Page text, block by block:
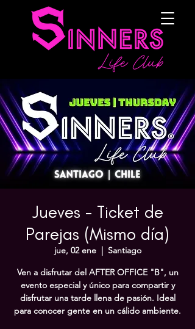
Jueves - Ticket de
Parejas (Mismo día)
jue, 02 ene
  |
Santiago
Ven a disfrutar del AFTER OFFICE "B", un
evento especial y único para compartir y
disfrutar una tarde llena de pasión. Ideal
para conocer gente en un cálido ambiente.